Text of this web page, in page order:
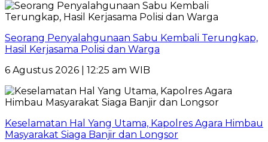
Seorang Penyalahgunaan Sabu Kembali Terungkap,
Hasil Kerjasama Polisi dan Warga
6 Agustus 2026 | 12:25 am WIB
Keselamatan Hal Yang Utama, Kapolres Agara Himbau
Masyarakat Siaga Banjir dan Longsor